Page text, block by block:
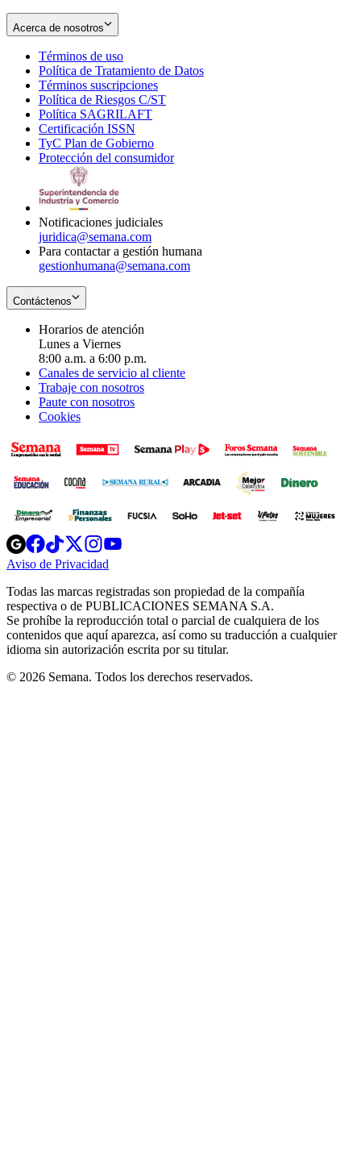
Acerca de nosotros
Términos de uso
in
new
window
Política de Tratamiento de Datos
Términos suscripciones
in
Política de Riesgos C/ST
Política SAGRILAFT
new
window
Certificación ISSN
in
new
TyC Plan de Gobierno
in
Protección del consumidorOpens
Notificaciones judiciales
juridica@semana.com
Para contactar a gestión humana
gestionhumana@semana.com
Contáctenos
Horarios de atención
Lunes a Viernes
8:00 a.m. a 6:00 p.m.
Canales de servicio al cliente
Trabaje con nosotros
Paute con nosotros
Cookies
Opens
in
new
Opens
in
new
Opens
in
new
window
Opens
new
windowwindow
Aviso de Privacidad
new
window
Todas las marcas registradas son propiedad de la compañía
respectiva o de PUBLICACIONES SEMANA S.A.
Se prohíbe la reproducción total o parcial de cualquiera de los
contenidos que aquí aparezca, así como su traducción a cualquier
idioma sin autorización escrita por su titular.
© 2026 Semana. Todos los derechos reservados.